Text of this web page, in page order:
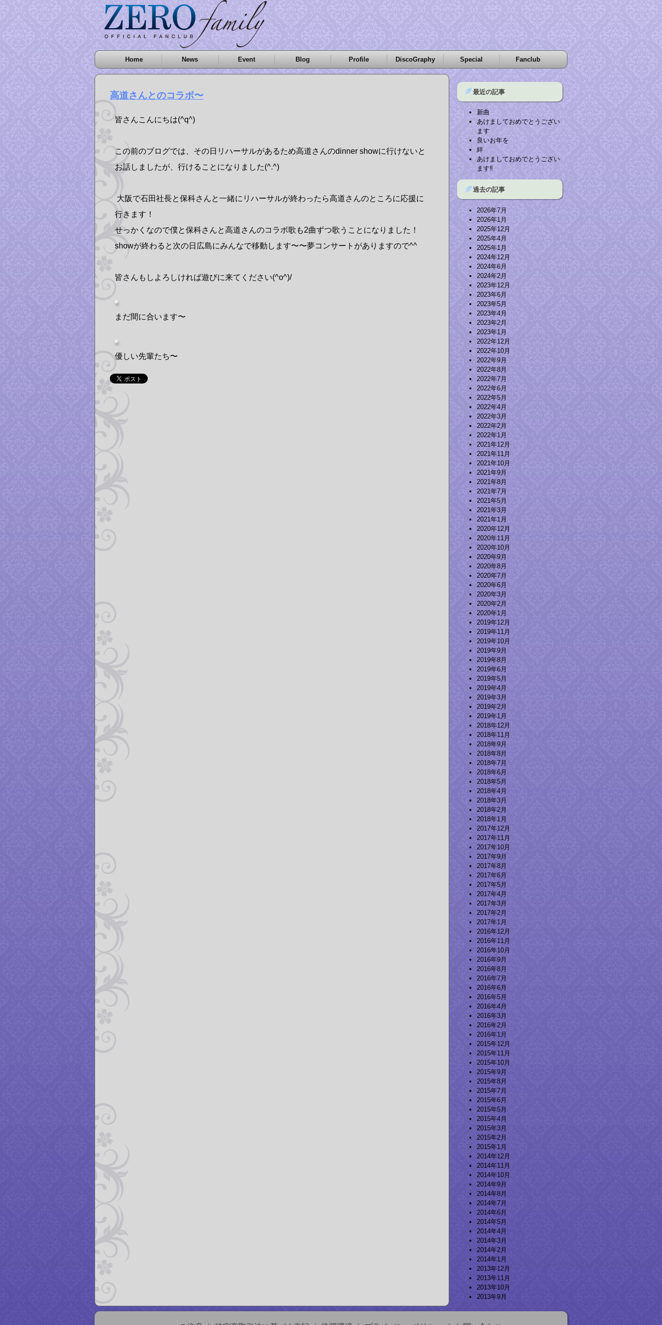
Home News Event Blog Profile DiscoGraphy Special Fanclub
高道さんとのコラボ〜
皆さんこんにちは(^q^)
この前のブログでは、その日リハーサルがあるため高道さんのdinner showに行けないと
お話しましたが、行けることになりました(^.^)
大阪で石田社長と保科さんと一緒にリハーサルが終わったら高道さんのところに応援に
行きます！
せっかくなので僕と保科さんと高道さんのコラボ歌も2曲ずつ歌うことになりました！
showが終わると次の日広島にみんなで移動します〜〜夢コンサートがありますので^^
皆さんもしよろしければ遊びに来てください(^o^)/
まだ間に合います〜
優しい先輩たち〜
最近の記事
新曲
あけましておめでとうござい
ます
良いお年を
絆
あけましておめでとうござい
ます‼︎
過去の記事
2026年7月
2026年1月
2025年12月
2025年4月
2025年1月
2024年12月
2024年6月
2024年2月
2023年12月
2023年6月
2023年5月
2023年4月
2023年2月
2023年1月
2022年12月
2022年10月
2022年9月
2022年8月
2022年7月
2022年6月
2022年5月
2022年4月
2022年3月
2022年2月
2022年1月
2021年12月
2021年11月
2021年10月
2021年9月
2021年8月
2021年7月
2021年5月
2021年3月
2021年1月
2020年12月
2020年11月
2020年10月
2020年9月
2020年8月
2020年7月
2020年6月
2020年3月
2020年2月
2020年1月
2019年12月
2019年11月
2019年10月
2019年9月
2019年8月
2019年6月
2019年5月
2019年4月
2019年3月
2019年2月
2019年1月
2018年12月
2018年11月
2018年9月
2018年8月
2018年7月
2018年6月
2018年5月
2018年4月
2018年3月
2018年2月
2018年1月
2017年12月
2017年11月
2017年10月
2017年9月
2017年8月
2017年6月
2017年5月
2017年4月
2017年3月
2017年2月
2017年1月
2016年12月
2016年11月
2016年10月
2016年9月
2016年8月
2016年7月
2016年6月
2016年5月
2016年4月
2016年3月
2016年2月
2016年1月
2015年12月
2015年11月
2015年10月
2015年9月
2015年8月
2015年7月
2015年6月
2015年5月
2015年4月
2015年3月
2015年2月
2015年1月
2014年12月
2014年11月
2014年10月
2014年9月
2014年8月
2014年7月
2014年6月
2014年5月
2014年4月
2014年3月
2014年2月
2014年1月
2013年12月
2013年11月
2013年10月
2013年9月